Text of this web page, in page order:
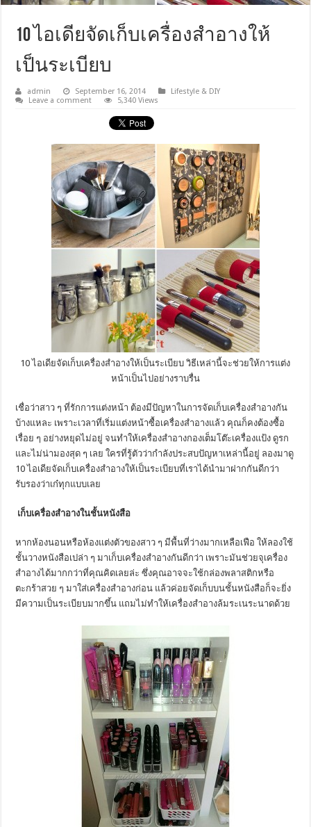
10 ไอเดียจัดเก็บเครื่องสำอางให้
เป็นระเบียบ
admin September 16, 2014
Lifestyle & DIY
Leave a comment
5,340 Views
10 ไอเดียจัดเก็บเครื่องสำอางให้เป็นระเบียบ วิธีเหล่านี้จะช่วยให้การแต่ง
หน้าเป็นไปอย่างราบรื่น
เชื่อว่าสาว ๆ ที่รักการแต่งหน้า ต้องมีปัญหาในการจัดเก็บเครื่องสำอางกัน
บ้างแหละ เพราะเวลาที่เริ่มแต่งหน้าซื้อเครื่องสำอางแล้ว คุณก็คงต้องซื้อ
เรื่อย ๆ อย่างหยุดไม่อยู่ จนทำให้เครื่องสำอางกองเต็มโต๊ะเครื่องแป้ง ดูรก
และไม่น่ามองสุด ๆ เลย ใครที่รู้ตัวว่ากำลังประสบปัญหาเหล่านี้อยู่ ลองมาดู
10 ไอเดียจัดเก็บเครื่องสำอางให้เป็นระเบียบที่เราได้นำมาฝากกันดีกว่า
รับรองว่าเก๋ทุกแบบเลย
เก็บเครื่องสำอางในชั้นหนังสือ
หากห้องนอนหรือห้องแต่งตัวของสาว ๆ มีพื้นที่ว่างมากเหลือเฟือ ให้ลองใช้
ชั้นวางหนังสือเปล่า ๆ มาเก็บเครื่องสำอางกันดีกว่า เพราะมันช่วยจุเครื่อง
สำอางได้มากกว่าที่คุณคิดเลยล่ะ ซึ่งคุณอาจจะใช้กล่องพลาสติกหรือ
ตะกร้าสวย ๆ มาใส่เครื่องสำอางก่อน แล้วค่อยจัดเก็บบนชั้นหนังสือก็จะยิ่ง
มีความเป็นระเบียบมากขึ้น แถมไม่ทำให้เครื่องสำอางล้มระเนระนาดด้วย